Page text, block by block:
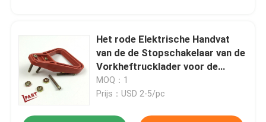
Het rode Elektrische Handvat
van de de Stopschakelaar van de
Vorkheftrucklader voor de
Batterij van 175A 350A
MOQ：1
Prijs：USD 2-5/pc